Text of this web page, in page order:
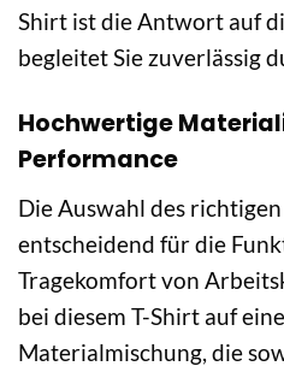
Shirt ist die Antwort auf
begleitet Sie zuverlässig
Hochwertige
Performance
Die Auswahl des
entscheidend für die
Tragekomfort von
bei diesem T-Shirt auf
Materialmischung, die